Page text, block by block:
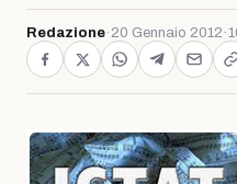
Redazione· 20 Gennaio 2012 ·